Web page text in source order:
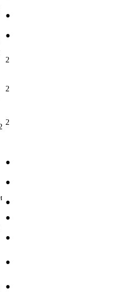
●
●
2
2
2
●
●
●
●
●
●
●